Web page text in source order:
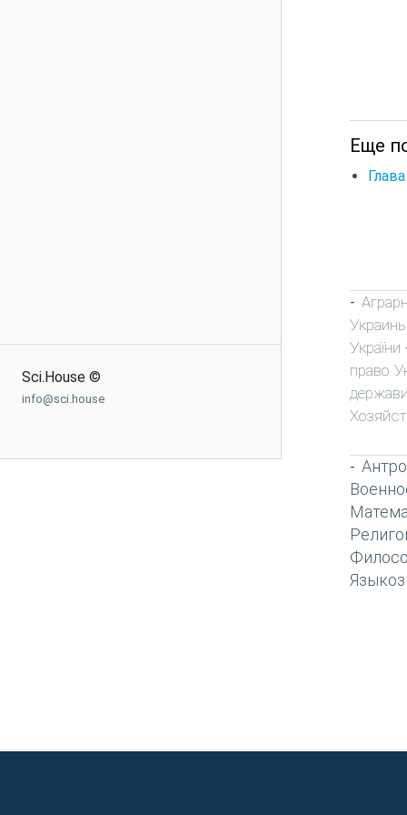
Sci.House ©
info@sci.house
Еще
-
Украины
України
право
-